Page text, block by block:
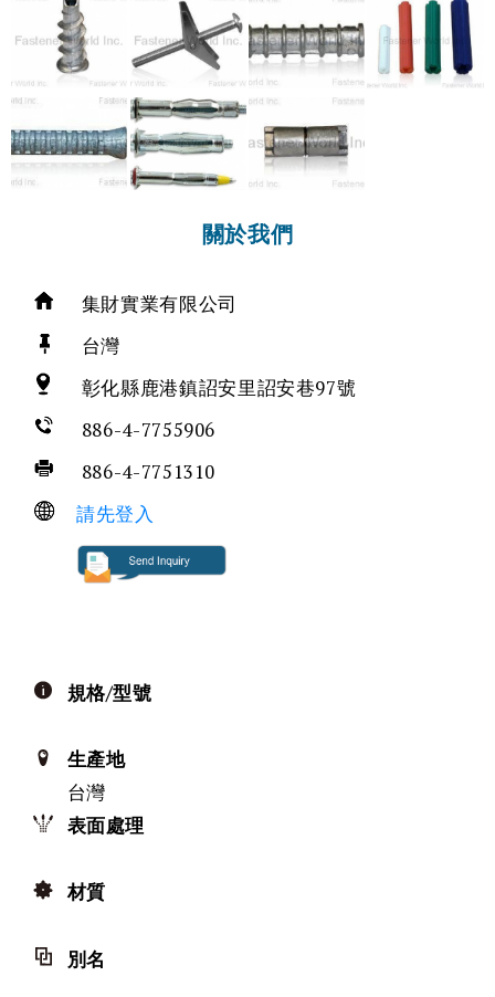
關於我們
集財實業有限公司
台灣
彰化縣鹿港鎮詔安里詔安巷97號
886-4-7755906
886-4-7751310
請先登入
規格/型號
生產地
台灣
表面處理
材質
別名